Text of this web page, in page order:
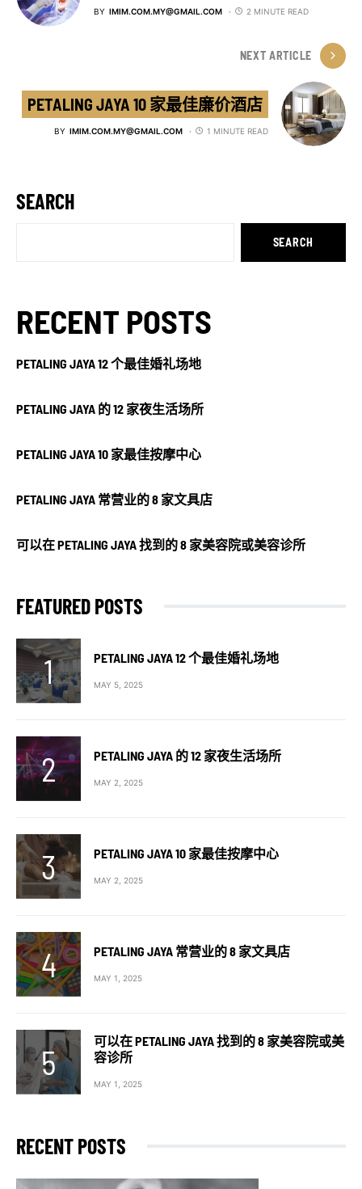
BY IMIM.COM.MY@GMAIL.COM 2 MINUTE READ
NEXT ARTICLE
PETALING JAYA 10 家最佳廉价酒店
BY IMIM.COM.MY@GMAIL.COM 1 MINUTE READ
SEARCH
SEARCH
RECENT POSTS
PETALING JAYA 12 个最佳婚礼场地
PETALING JAYA 的 12 家夜生活场所
PETALING JAYA 10 家最佳按摩中心
PETALING JAYA 常营业的 8 家文具店
可以在 PETALING JAYA 找到的 8 家美容院或美容诊所
FEATURED POSTS
PETALING JAYA 12 个最佳婚礼场地
MAY 5, 2025
PETALING JAYA 的 12 家夜生活场所
MAY 2, 2025
PETALING JAYA 10 家最佳按摩中心
MAY 2, 2025
PETALING JAYA 常营业的 8 家文具店
MAY 1, 2025
可以在 PETALING JAYA 找到的 8 家美容院或美
容诊所
MAY 1, 2025
RECENT POSTS